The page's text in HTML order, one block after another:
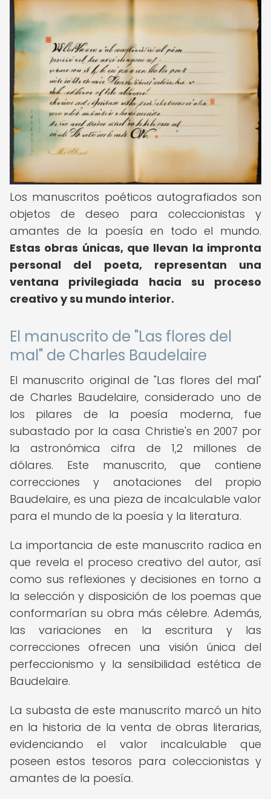
Los manuscritos poéticos autografiados son
objetos de deseo para coleccionistas y
amantes de la poesía en todo el mundo.
Estas obras únicas, que llevan la impronta
personal del poeta, representan una
ventana privilegiada hacia su proceso
creativo y su mundo interior.
El manuscrito de "Las flores del
mal" de Charles Baudelaire
El manuscrito original de "Las flores del mal"
de Charles Baudelaire, considerado uno de
los pilares de la poesía moderna, fue
subastado por la casa Christie's en 2007 por
la astronómica cifra de 1,2 millones de
dólares. Este manuscrito, que contiene
correcciones y anotaciones del propio
Baudelaire, es una pieza de incalculable valor
para el mundo de la poesía y la literatura.
La importancia de este manuscrito radica en
que revela el proceso creativo del autor, así
como sus reflexiones y decisiones en torno a
la selección y disposición de los poemas que
conformarían su obra más célebre. Además,
las variaciones en la escritura y las
correcciones ofrecen una visión única del
perfeccionismo y la sensibilidad estética de
Baudelaire.
La subasta de este manuscrito marcó un hito
en la historia de la venta de obras literarias,
evidenciando el valor incalculable que
poseen estos tesoros para coleccionistas y
amantes de la poesía.